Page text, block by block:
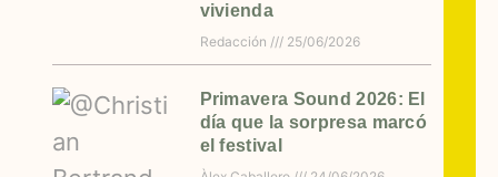
vivienda
Redacción 25/06/2026
Primavera Sound 2026: El
día que la sorpresa marcó
el festival